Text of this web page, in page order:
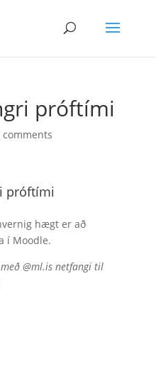
próftími
comments
próftími
hægt er að
í Moodle.
@ml.is netfangi til